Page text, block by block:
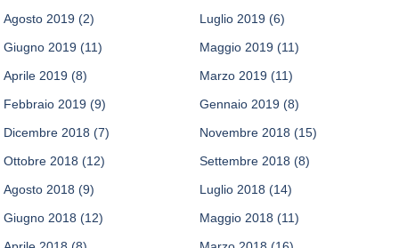
Agosto 2019 (2) Luglio 2019 (6)
Giugno 2019 (11) Maggio 2019 (11)
Aprile 2019 (8) Marzo 2019 (11)
Febbraio 2019 (9) Gennaio 2019 (8)
Dicembre 2018 (7) Novembre 2018 (15)
Ottobre 2018 (12) Settembre 2018 (8)
Agosto 2018 (9) Luglio 2018 (14)
Giugno 2018 (12) Maggio 2018 (11)